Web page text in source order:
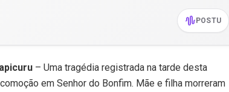
POSTU
– Uma tragédia registrada na tarde desta
em Senhor do Bonfim. Mãe e filha morreram